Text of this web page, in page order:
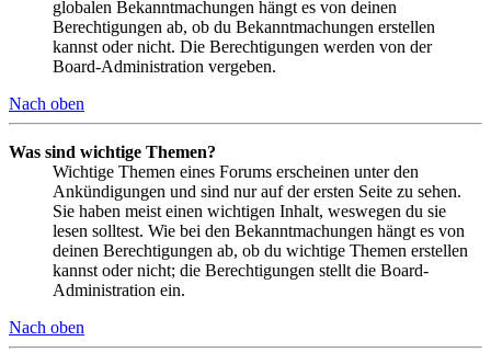
globalen Bekanntmachungen hängt es von deinen
Berechtigungen ab, ob du Bekanntmachungen erstellen
kannst oder nicht. Die Berechtigungen werden von der
Board-Administration vergeben.
Nach oben
Was sind wichtige Themen?
Wichtige Themen eines Forums erscheinen unter den
Ankündigungen und sind nur auf der ersten Seite zu sehen.
Sie haben meist einen wichtigen Inhalt, weswegen du sie
lesen solltest. Wie bei den Bekanntmachungen hängt es von
deinen Berechtigungen ab, ob du wichtige Themen erstellen
kannst oder nicht; die Berechtigungen stellt die Board-
Administration ein.
Nach oben